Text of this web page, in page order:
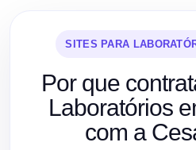
SITES PARA
Por que
Laboratórios
com a